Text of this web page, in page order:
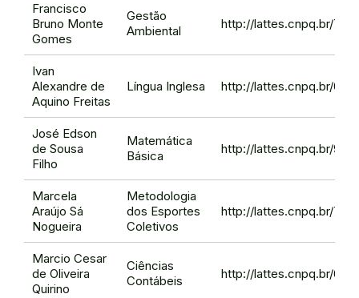
Francisco
Bruno Monte
Gomes
Gestão
Ambiental
http://lattes.cnpq.br/
Ivan
Alexandre de
Aquino Freitas
Língua Inglesa http://lattes.cnpq.br/
José Edson
de Sousa
Filho
Matemática
Básica
http://lattes.cnpq.br/
Marcela
Araújo Sá
Nogueira
Metodologia
dos Esportes
Coletivos
http://lattes.cnpq.br/
Marcio Cesar
de Oliveira
Quirino
Ciências
Contábeis
http://lattes.cnpq.br/